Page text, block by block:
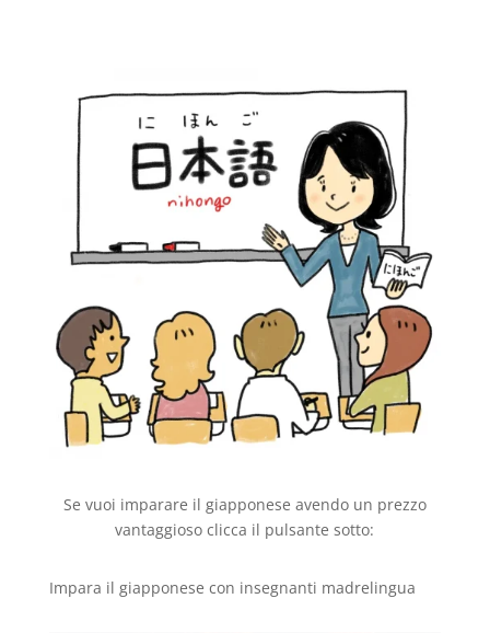
Se vuoi imparare il giapponese avendo un prezzo
vantaggioso clicca il pulsante sotto:
Impara il giapponese con insegnanti madrelingua